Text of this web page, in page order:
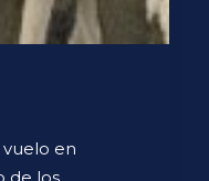
en